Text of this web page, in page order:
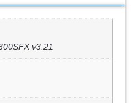
v3.21